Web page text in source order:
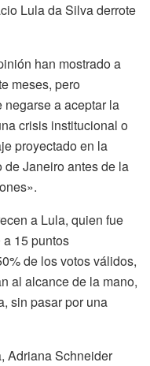
Lula da Silva derrote
han mostrado a
meses, pero
a aceptar la
crisis institucional o
proyectado en la
Janeiro antes de la
a Lula, quien fue
15 puntos
de los votos válidos,
al alcance de la mano,
sin pasar por una
Adriana Schneider